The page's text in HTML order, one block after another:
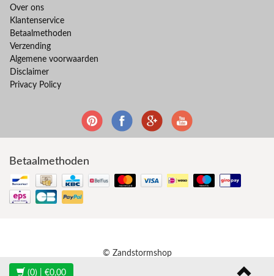
Over ons
Klantenservice
Betaalmethoden
Verzending
Algemene voorwaarden
Disclaimer
Privacy Policy
Betaalmethoden
© Zandstormshop
(0) | €0,00